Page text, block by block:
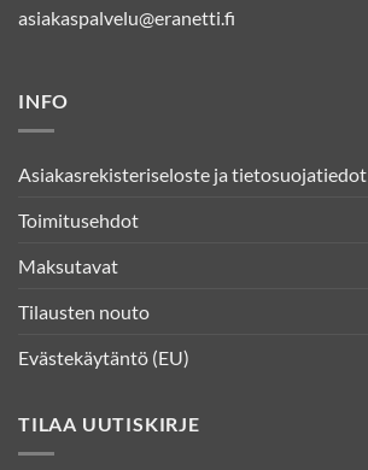
asiakaspalvelu@eranetti.fi
INFO
Asiakasrekisteriseloste ja tietosuojatiedot
Toimitusehdot
Maksutavat
Tilausten nouto
Evästekäytäntö (EU)
TILAA UUTISKIRJE